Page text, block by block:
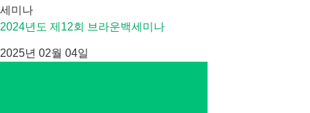
세미나
2024년도 제12회 브라운백세미나
2025년 02월 04일